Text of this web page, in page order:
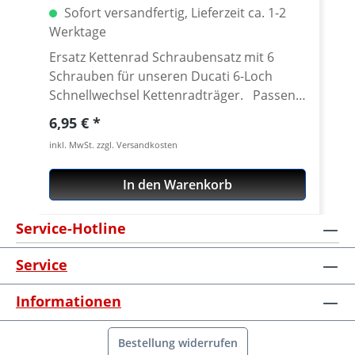
Sofort versandfertig, Lieferzeit ca. 1-2
Werktage
Ersatz Kettenrad Schraubensatz mit 6
Schrauben für unseren Ducati 6-Loch
Schnellwechsel Kettenradträger. Passend
für alle Kettenräder mit 6 Löchern (große
Achse) und Senkung in der Bohrung des
Schraubenlöcher. Material: Stahl, verzinkt
Inhalt: 6 Schrauben
Regulärer Preis:
6,95 €
inkl. MwSt. zzgl. Versandkosten
In den Warenkorb
Service-Hotline
Service
Informationen
Bestellung widerrufen